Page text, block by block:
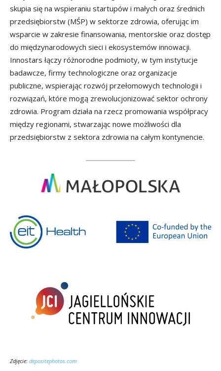
skupia się na wspieraniu startupów i małych oraz średnich
przedsiębiorstw (MŚP) w sektorze zdrowia, oferując im
wsparcie w zakresie finansowania, mentorskie oraz dostęp
do międzynarodowych sieci i ekosystemów innowacji.
Innostars łączy różnorodne podmioty, w tym instytucje
badawcze, firmy technologiczne oraz organizacje
publiczne, wspierając rozwój przełomowych technologii i
rozwiązań, które mogą zrewolucjonizować sektor ochrony
zdrowia. Program działa na rzecz promowania współpracy
między regionami, stwarzając nowe możliwości dla
przedsiębiorstw z sektora zdrowia na całym kontynencie.
Zdjęcie: depositephotos.com